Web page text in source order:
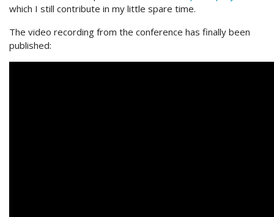
which I still contribute in my little spare time.
The video recording from the conference has finally been
published: